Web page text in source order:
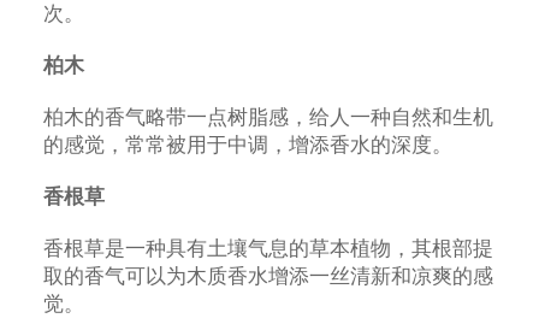
次。
柏木
柏木的香气略带一点树脂感，给人一种自然和生机
的感觉，常常被用于中调，增添香水的深度。
香根草
香根草是一种具有土壤气息的草本植物，其根部提
取的香气可以为木质香水增添一丝清新和凉爽的感
觉。